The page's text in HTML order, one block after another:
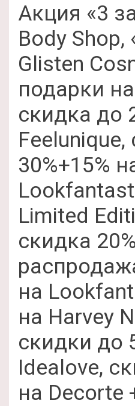
Акция «3
Body Shop,
Glisten
подарки
скидка до
Feelunique,
30%+15%
Limited
скидка
на
на Harvey
скидки до
Idealove,
на Decorte